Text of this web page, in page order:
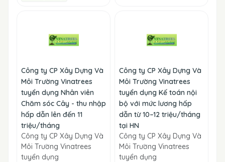
Công ty CP Xây Dựng Và
Môi Trường Vinatrees
tuyển dụng Nhân viên
Chăm sóc Cây - thu nhập
hấp dẫn lên đến 11
triệu/tháng
Công ty CP Xây Dựng Và
Môi Trường Vinatrees
tuyển dụng
Công ty CP Xây Dựng Và
Môi Trường Vinatrees
tuyển dụng Kế toán nội
bộ với mức lương hấp
dẫn từ 10–12 triệu/tháng
tại HN
Công ty CP Xây Dựng Và
Môi Trường Vinatrees
tuyển dụng